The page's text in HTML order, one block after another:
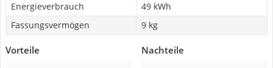
Energieverbrauch
49 kWh
Fassungsvermögen
9 kg
Vorteile Nachteile